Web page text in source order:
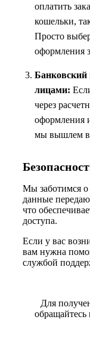
оплатить
кошельки,
Просто
оформления
Банковский
лицами:
через
оформления
мы вышлем
Мы заботимся о
данные
что
доступа.
Если у вас
вам нужна
службой
Для